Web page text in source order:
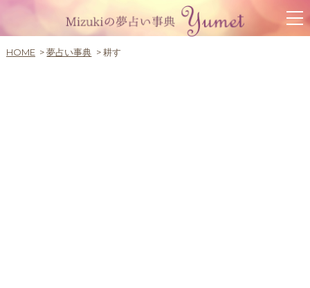
HOME 夢占い事典 耕す